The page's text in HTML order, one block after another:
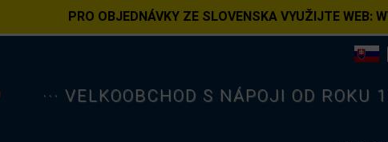
PRO OBJEDNÁVKY ZE SLOVENSKA VYUŽIJTE WEB:
··· VELKOOBCHOD S NÁPOJI OD ROKU